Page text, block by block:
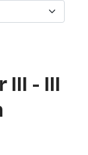
III - III